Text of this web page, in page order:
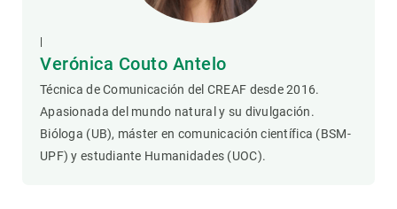
Verónica Couto Antelo
Técnica de Comunicación del CREAF desde 2016.
Apasionada del mundo natural y su divulgación.
Bióloga (UB), máster en comunicación científica (BSM-
UPF) y estudiante Humanidades (UOC).